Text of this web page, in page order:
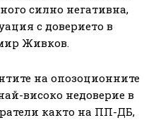
силно негативна,
с доверието в
Живков.
на опозоционните
високо недоверие в
както на ПП-ДБ,